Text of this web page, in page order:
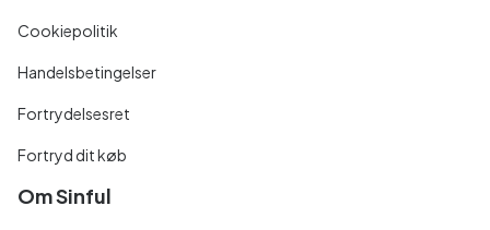
Cookiepolitik
Handelsbetingelser
Fortrydelsesret
Fortryd dit køb
Om Sinful